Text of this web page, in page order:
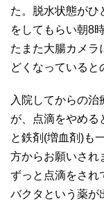
た。脱水状態がひ
をしてもらい朝8
たまた大腸カメラ
どくなっていると
入院してからの
が、点滴をやめる
と鉄剤(増血剤)も
方からお願いされ
ずっと点滴をされ
バクタという薬が